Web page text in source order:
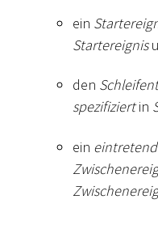
ein
Startereignis
den
spezifiziertin
ein